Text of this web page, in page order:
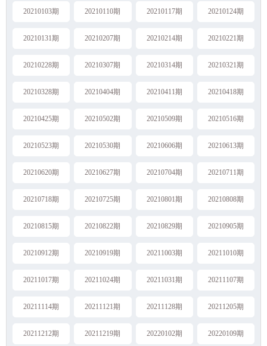
20210103期 20210110期 20210117期 20210124期
20210131期 20210207期 20210214期 20210221期
20210228期 20210307期 20210314期 20210321期
20210328期 20210404期 20210411期 20210418期
20210425期 20210502期 20210509期 20210516期
20210523期 20210530期 20210606期 20210613期
20210620期 20210627期 20210704期 20210711期
20210718期 20210725期 20210801期 20210808期
20210815期 20210822期 20210829期 20210905期
20210912期 20210919期 20211003期 20211010期
20211017期 20211024期 20211031期 20211107期
20211114期 20211121期 20211128期 20211205期
20211212期 20211219期 20220102期 20220109期